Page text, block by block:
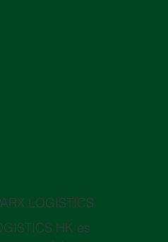
LOGISTICS
HK es